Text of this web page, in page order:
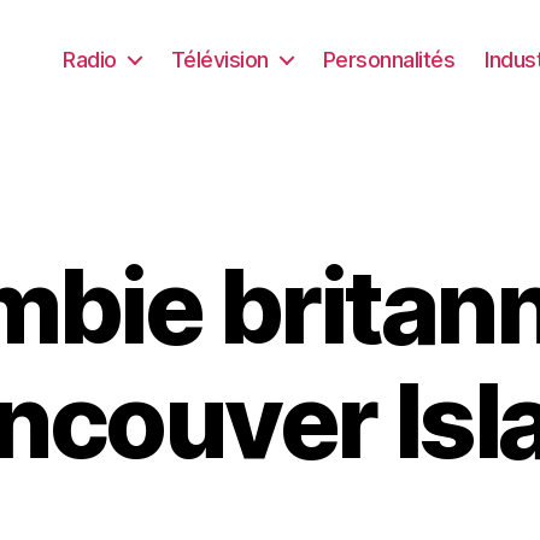
Radio Télévision Personnalités